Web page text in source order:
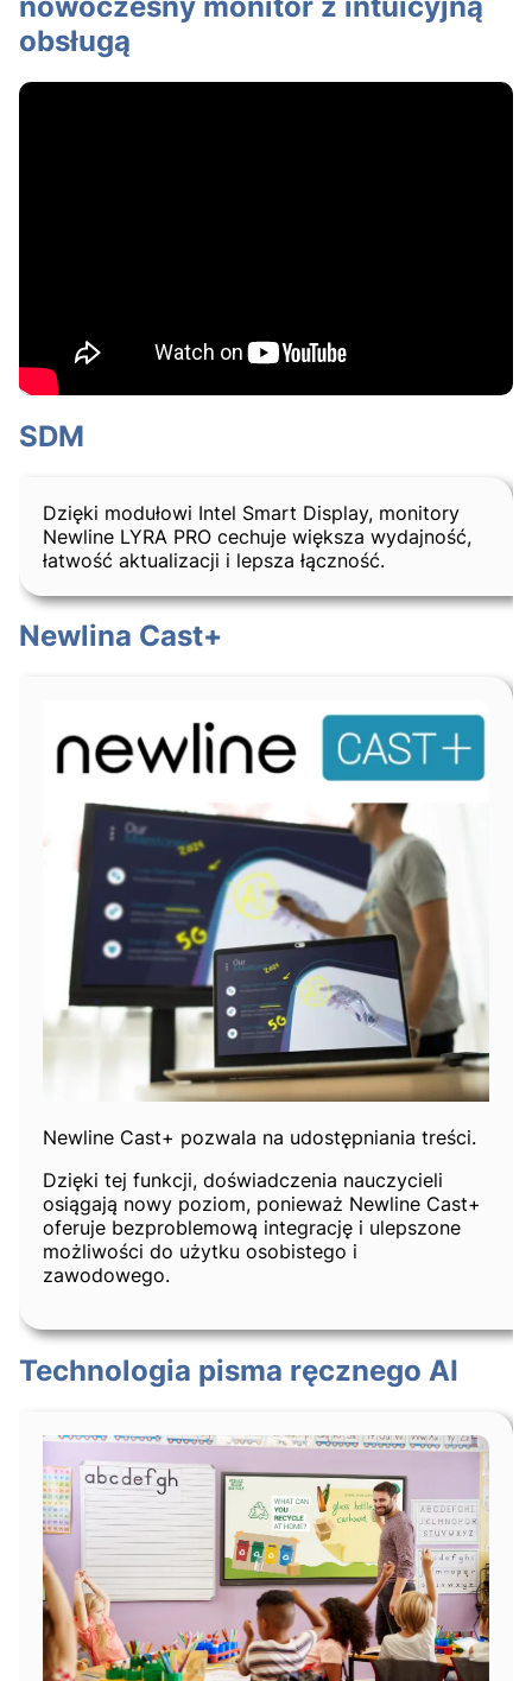
obsługą
SDM
Dzięki modułowi Intel Smart Display, monitory
Newline LYRA PRO cechuje większa wydajność,
łatwość aktualizacji i lepsza łączność.
Newlina Cast+
Newline Cast+ pozwala na udostępniania treści.
Dzięki tej funkcji, doświadczenia nauczycieli
osiągają nowy poziom, ponieważ Newline Cast+
oferuje bezproblemową integrację i ulepszone
możliwości do użytku osobistego i
zawodowego.
Technologia pisma ręcznego AI